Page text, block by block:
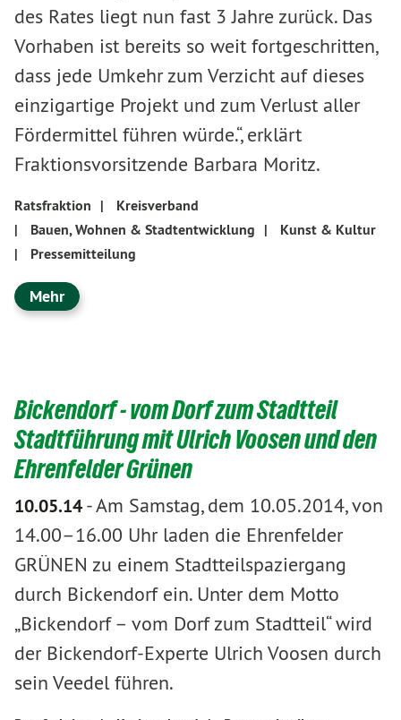
des Rates liegt nun fast 3 Jahre zurück. Das
Vorhaben ist bereits so weit fortgeschritten,
dass jede Umkehr zum Verzicht auf dieses
einzigartige Projekt und zum Verlust aller
Fördermittel führen würde.“, erklärt
Fraktionsvorsitzende Barbara Moritz.
Ratsfraktion |
Kreisverband
|
Bauen, Wohnen & Stadtentwicklung |
Kunst & Kultur
|
Pressemitteilung
Mehr
Bickendorf - vom Dorf zum Stadtteil
Stadtführung mit Ulrich Voosen und den
Ehrenfelder Grünen
10.05.14-Am Samstag, dem 10.05.2014, von
14.00–16.00 Uhr laden die Ehrenfelder
GRÜNEN zu einem Stadtteilspaziergang
durch Bickendorf ein. Unter dem Motto
„Bickendorf – vom Dorf zum Stadtteil“ wird
der Bickendorf-Experte Ulrich Voosen durch
sein Veedel führen.